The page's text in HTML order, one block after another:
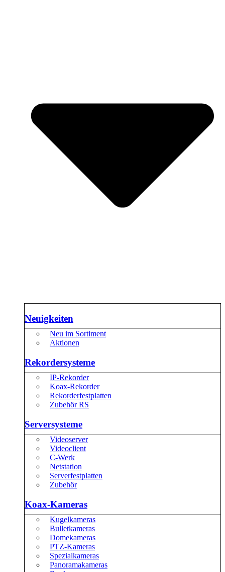
Neuigkeiten
Neu im Sortiment
Aktionen
Rekordersysteme
IP-Rekorder
Koax-Rekorder
Rekorderfestplatten
Zubehör RS
Serversysteme
Videoserver
Videoclient
C-Werk
Netstation
Serverfestplatten
Zubehör
Koax-Kameras
Kugelkameras
Bulletkameras
Domekameras
PTZ-Kameras
Spezialkameras
Panoramakameras